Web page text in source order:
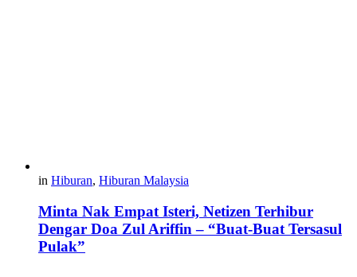
in Hiburan, Hiburan Malaysia
Minta Nak Empat Isteri, Netizen Terhibur
Dengar Doa Zul Ariffin – “Buat-Buat Tersasul
Pulak”